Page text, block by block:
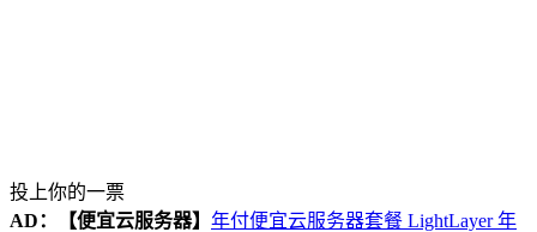
投上你的一票
AD：
【便宜云服务器】 年付便宜云服务器套餐 LightLayer 年